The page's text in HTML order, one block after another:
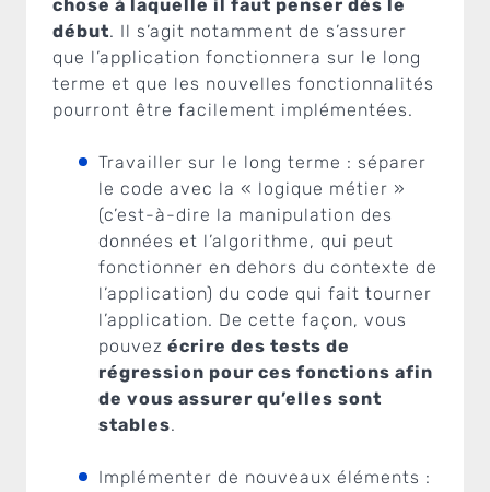
chose à laquelle il faut penser dès le
début. Il s’agit notamment de s’assurer
que l’application fonctionnera sur le long
terme et que les nouvelles fonctionnalités
pourront être facilement implémentées.
Travailler sur le long terme : séparer
le code avec la « logique métier »
(c’est-à-dire la manipulation des
données et l’algorithme, qui peut
fonctionner en dehors du contexte de
l’application) du code qui fait tourner
l’application. De cette façon, vous
pouvez écrire des tests de
régression pour ces fonctions afin
de vous assurer qu’elles sont
stables.
Implémenter de nouveaux éléments :